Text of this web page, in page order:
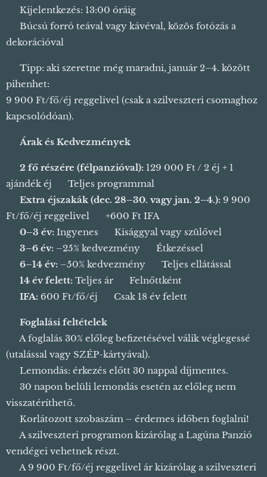
🕐 Kijelentkezés: 13:00 óráig
☕ Búcsú forró teával vagy kávéval, közös fotózás a
dekorációval 📸
💡 Tipp: aki szeretne még maradni, január 2–4. között
pihenhet:
9 900 Ft/fő/éj reggelivel (csak a szilveszteri csomaghoz
kapcsolódóan).
Árak és Kedvezmények
2 fő részére (félpanzióval): 129 000 Ft / 2 éj + 1
ajándék éj 🎉 Teljes programmal
Extra éjszakák (dec. 28–30. vagy jan. 2–4.): 9 900
Ft/fő/éj reggelivel ➕ +600 Ft IFA
0–3 év: Ingyenes 🍼 Kisággyal vagy szülővel
3–6 év: –25% kedvezmény 🍽️ Étkezéssel
6–14 év: –50% kedvezmény 🥘 Teljes ellátással
14 év felett: Teljes ár 👨‍👩‍👧‍👦 Felnőttként
IFA: 600 Ft/fő/éj 🔞 Csak 18 év felett
Foglalási feltételek
💳 A foglalás 30% előleg befizetésével válik véglegessé
(utalással vagy SZÉP-kártyával).
❌ Lemondás: érkezés előtt 30 nappal díjmentes.
⚠️ 30 napon belüli lemondás esetén az előleg nem
visszatéríthető.
🏠 Korlátozott szobaszám – érdemes időben foglalni!
🎉 A szilveszteri programon kizárólag a Lagúna Panzió
vendégei vehetnek részt.
🌙 A 9 900 Ft/fő/éj reggelivel ár kizárólag a szilveszteri